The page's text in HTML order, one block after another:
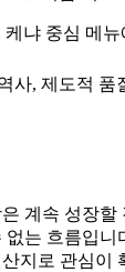
케냐 중심 메
사, 제도적 품
계속 성장할
는 흐름입니
지로 관심이